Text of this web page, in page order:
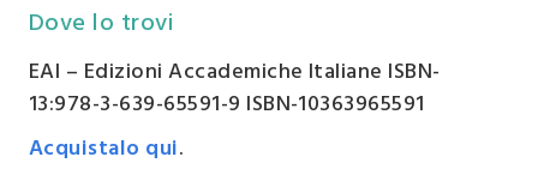
Dove lo trovi
EAI – Edizioni Accademiche Italiane ISBN-
13:978-3-639-65591-9 ISBN-10363965591
Acquistalo qui.